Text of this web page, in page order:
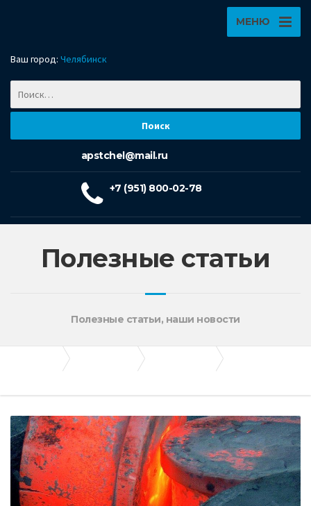
Ваш город: Челябинск
МЕНЮ
apstchel@mail.ru
+7 (951) 800-02-78
Полезные статьи
Полезные статьи, наши новости